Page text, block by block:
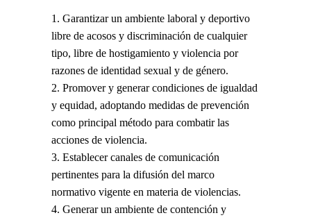
Garantizar un ambiente laboral y deportivo
libre de acosos y discriminación de cualquier
tipo, libre de hostigamiento y violencia por
razones de identidad sexual y de género.
Promover y generar condiciones de igualdad
y equidad, adoptando medidas de prevención
como principal método para combatir las
acciones de violencia.
Establecer canales de comunicación
pertinentes para la difusión del marco
normativo vigente en materia de violencias.
Generar un ambiente de contención y